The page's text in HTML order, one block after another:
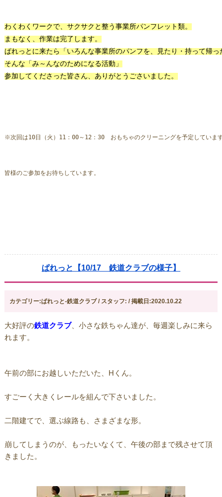
わくわくワークで、サクサクと整う事業所パンフレット類。
まもなく、作業は完了します。
ぱれっとに来たら「いろんな事業所のパンフを、見たり・持って帰っ
そんな「み～んなのためになる活動」
参加してくださった皆さん、ありがとうごさいました。
※次回は10日（火） 11： 00～ 12： 30 おもちゃのクリーニングを予定していま
皆様のご参加をお待ちしています。
ぱれっと【10/17 鉄道クラブの様子】
カテゴリー:ぱれっと-鉄道クラブ / スタッフ: / 掲載日:2020.10.22
大好評の鉄道クラブ、小さな鉄ちゃん達が、毎週楽しみに来ら
れます。
午前の部にお越しいただいた、Hくん。
すごーく大きくレールを組んで下さいました。
二階建てで、選ぶ線路も、さまざまな形。
崩してしまうのが、もったいなくて、午後の部まで残させて頂
きました。